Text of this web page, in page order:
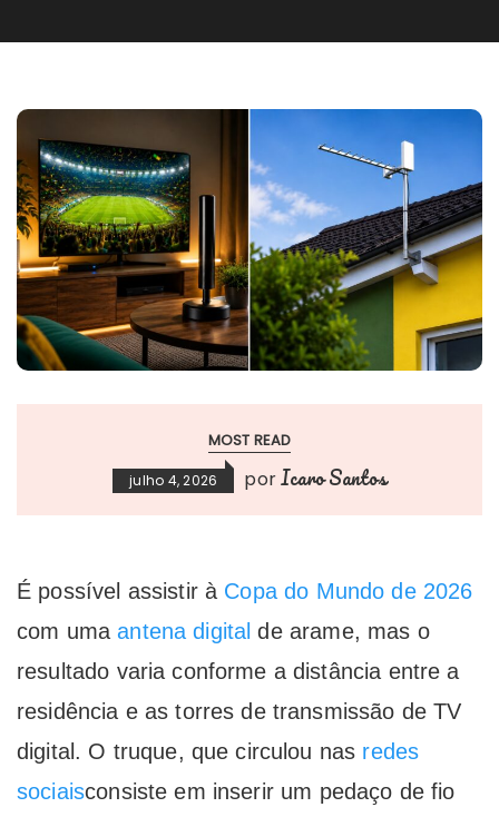
MOST READ
julho 4, 2026 porIcaro Santos
É possível assistir à Copa do Mundo de 2026
com umaantena digitalde arame, mas o
resultado varia conforme a distância entre a
residência e as torres de transmissão de TV
digital. O truque, que circulou nas redes
sociaisconsiste em inserir um pedaço de fio